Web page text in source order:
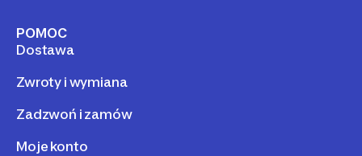
POMOC
Dostawa
Zwroty i wymiana
Zadzwoń i zamów
Moje konto